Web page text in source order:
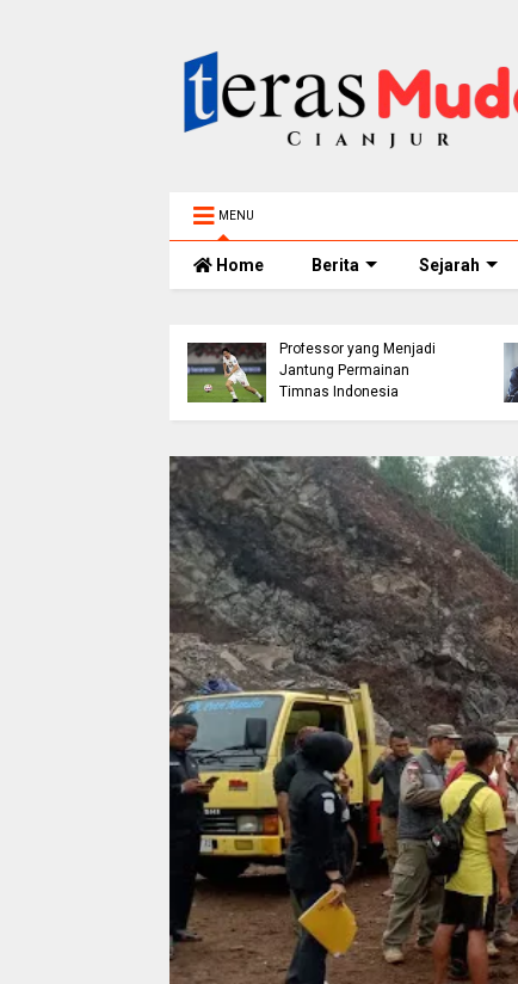
MENU
Home Berita Sejarah
Professor yang Menjadi
Jantung Permainan
Timnas Indonesia